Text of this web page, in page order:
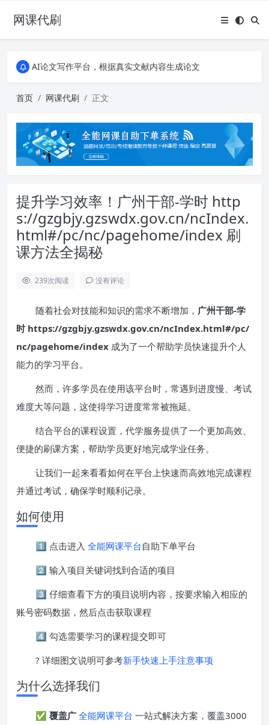
网课代刷
AI论文写作平台，根据真实文献内容生成论文
首页
网课代刷 正文
提升学习效率！广州干部-学时 http
s://gzgbjy.gzswdx.gov.cn/ncIndex.
html#/pc/nc/pagehome/index 刷
课方法全揭秘
239次阅读 没有评论
随着社会对技能和知识的需求不断增加， 广州干部-学
时 https://gzgbjy.gzswdx.gov.cn/ncIndex.html#/pc/
nc/pagehome/index 成为了一个帮助学员快速提升个人
能力的学习平台。
然而，许多学员在使用该平台时，常遇到进度慢、考试
难度大等问题，这使得学习进度常常被拖延。
结合平台的课程设置，代学服务提供了一个更加高效、
便捷的刷课方案，帮助学员更好地完成学业任务。
让我们一起来看看如何在平台上快速而高效地完成课程
并通过考试，确保学时顺利记录。
如何使用
1️⃣ 点击进入 全能网课平台自助下单平台
2️⃣ 输入项目关键词找到合适的项目
3️⃣ 仔细查看下方的项目说明内容，按要求输入相应的
账号密码数据，然后点击获取课程
4️⃣ 勾选需要学习的课程提交即可
? 详细图文说明可参考新手快速上手注意事项
为什么选择我们
✅ 覆盖广 全能网课平台 一站式解决方案，覆盖3000